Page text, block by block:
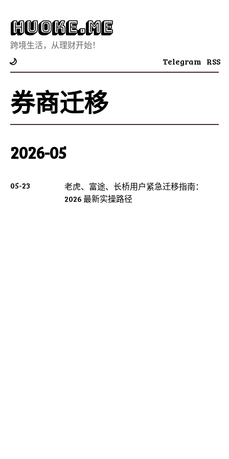
Huoke.Me
跨境生活，从理财开始！
🌙 Telegram RSS
券商迁移
2026-05
05-23
老虎、富途、长桥用户紧急迁移指南：
2026 最新实操路径